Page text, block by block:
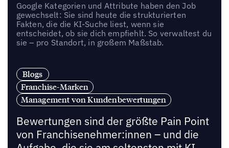
Google Kategorien und Attribute haben den Job
gewechselt: Sie sind heute die strukturierten
Fakten, die die KI-Suche liest, wenn sie
entscheidet, ob sie dich empfiehlt. So verwaltest du
sie – pro Standort, in großem Maßstab.
Blogs
Franchise-Marken
Management von Kundenbewertungen
Bewertungen sind der größte Pain Point
von Franchisenehmer:innen – und die